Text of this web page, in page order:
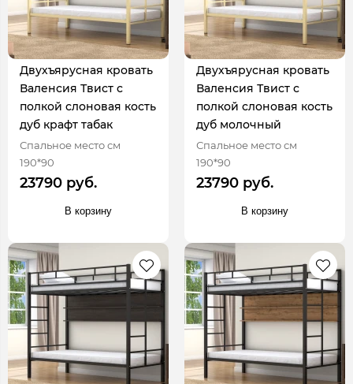
Двухъярусная кровать
Валенсия Твист с
полкой слоновая кость
дуб крафт табак
Спальное место см
190*90
23790 руб.
В корзину
Двухъярусная кровать
Валенсия Твист с
полкой слоновая кость
дуб молочный
Спальное место см
190*90
23790 руб.
В корзину